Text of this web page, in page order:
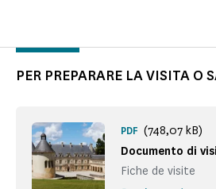
PER PREPARARE LA VISITA O
Documento di
Fiche de visite
PDF (748,07 kB)